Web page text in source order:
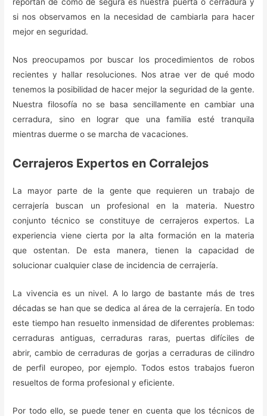
reportan de cómo de segura es nuestra puerta o cerradura y
si nos observamos en la necesidad de cambiarla para hacer
mejor en seguridad.
Nos preocupamos por buscar los procedimientos de robos
recientes y hallar resoluciones. Nos atrae ver de qué modo
tenemos la posibilidad de hacer mejor la seguridad de la gente.
Nuestra filosofía no se basa sencillamente en cambiar una
cerradura, sino en lograr que una familia esté tranquila
mientras duerme o se marcha de vacaciones.
Cerrajeros Expertos en Corralejos
La mayor parte de la gente que requieren un trabajo de
cerrajería buscan un profesional en la materia. Nuestro
conjunto técnico se constituye de cerrajeros expertos. La
experiencia viene cierta por la alta formación en la materia
que ostentan. De esta manera, tienen la capacidad de
solucionar cualquier clase de incidencia de cerrajería.
La vivencia es un nivel. A lo largo de bastante más de tres
décadas se han que se dedica al área de la cerrajería. En todo
este tiempo han resuelto inmensidad de diferentes problemas:
cerraduras antiguas, cerraduras raras, puertas difíciles de
abrir, cambio de cerraduras de gorjas a cerraduras de cilindro
de perfil europeo, por ejemplo. Todos estos trabajos fueron
resueltos de forma profesional y eficiente.
Por todo ello, se puede tener en cuenta que los técnicos de